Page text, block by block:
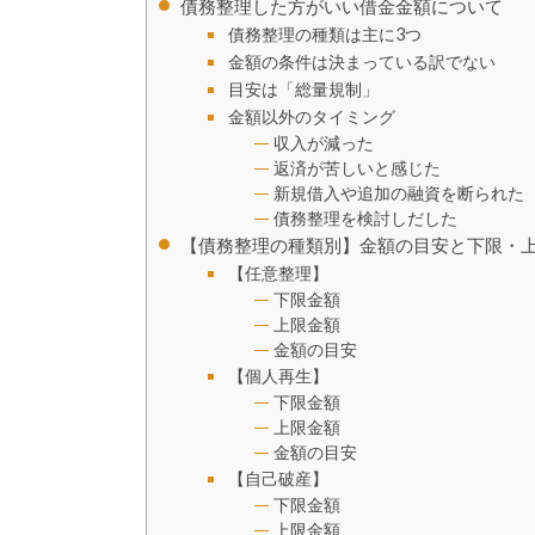
債務整理した方がいい借金金額について
債務整理の種類は主に3つ
金額の条件は決まっている訳でない
目安は「総量規制」
金額以外のタイミング
収入が減った
返済が苦しいと感じた
新規借入や追加の融資を断られた
債務整理を検討しだした
【債務整理の種類別】金額の目安と下限・
【任意整理】
下限金額
上限金額
金額の目安
【個人再生】
下限金額
上限金額
金額の目安
【自己破産】
下限金額
上限金額